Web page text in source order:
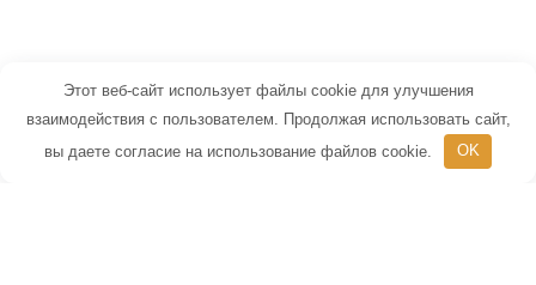
© 2026 Маленький Гений - портал для
детей и их родителей
Этот веб-сайт использует файлы cookie для улучшения
взаимодействия с пользователем. Продолжая использовать сайт,
вы даете согласие на использование файлов cookie.
OK